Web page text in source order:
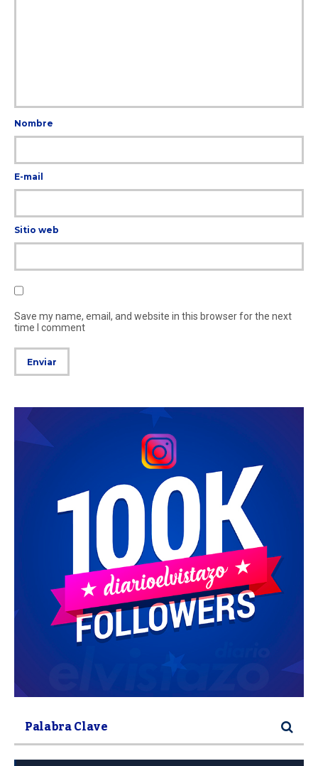
Nombre
E-mail
Sitio web
Save my name, email, and website in this browser for the next
time I comment